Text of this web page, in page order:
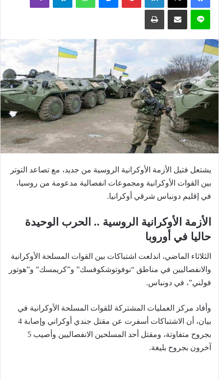
لاين مشاركة عبر البريد طباعة
يشتعل فتيل الأزمة الأوكرانية الروسية من جديد، مع تصاعد التوتر
بين القوات الأوكرانية ومجموعات انفصالية مدعومة من روسيا،
في إقليم دونباس شرقي أوكرانيا.
الأزمة الأوكرانية الروسية .. الحرب الوحيدة
حاليا في أوروبا
الثلاثاء الماضي، اندلعت اشتباكات بين القوات المسلحة الأوكرانية
والانفصاليين في مناطق “نوفوتوشكوفسك” و”كريمسك” و”هوتور
فولني”، في دونباس.
وأفاد مركز العمليات المشتركة للقوات المسلحة الأوكرانية في
بيان، أن الاشتباكات أسفرت عن مقتل جندي أوكراني وإصابة 4
بجروح متفاوتة، ومقتل أحد المسلحين الانفصاليين وأصيب 5
آخرون بجروح بليغة.